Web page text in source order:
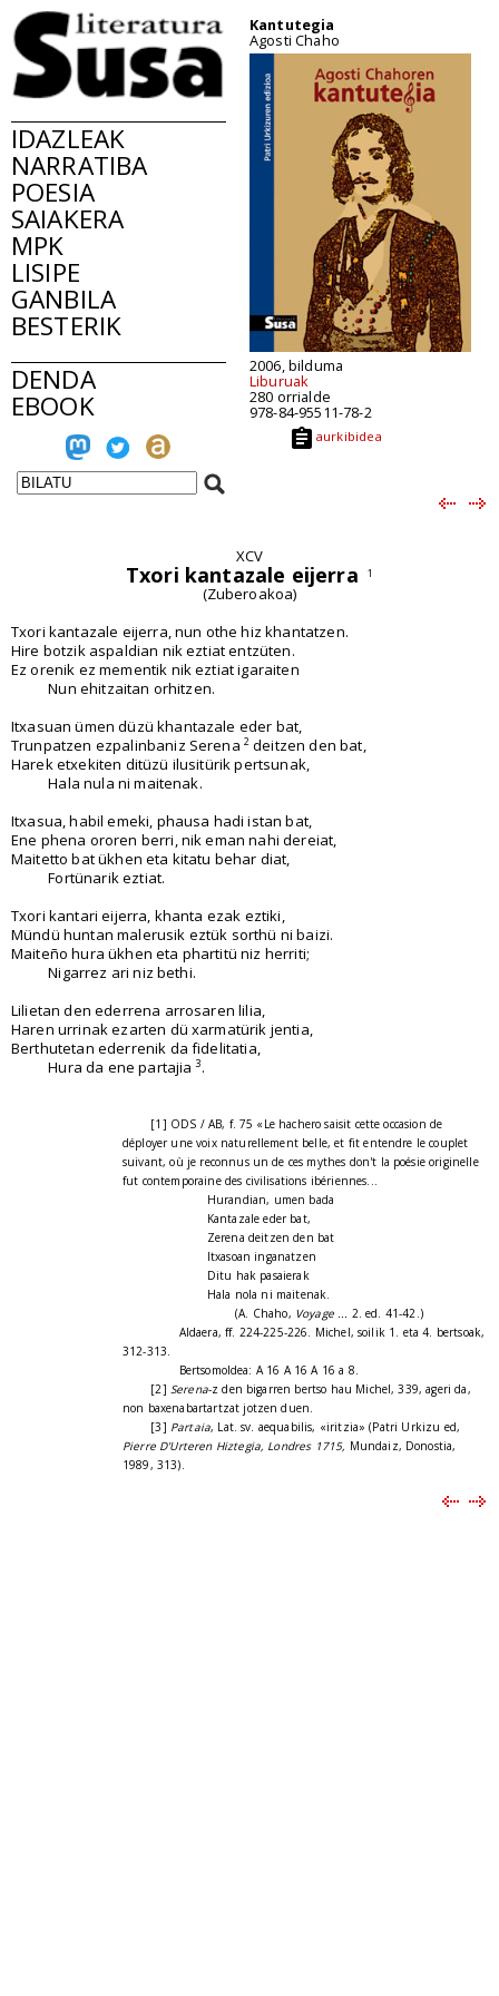
IDAZLEAK
NARRATIBA
POESIA
SAIAKERA
MPK
LISIPE
GANBILA
BESTERIK
DENDA
EBOOK
Kantutegia
Agosti Chaho
2006, bilduma
Liburuak
280 orrialde
978-84-95511-78-2
aurkibidea
XCV
Txori kantazale eijerra 1
(Zuberoakoa)
Txori kantazale eijerra, nun othe hiz khantatzen.
Hire botzik aspaldian nik eztiat entzüten.
Ez orenik ez mementik nik eztiat igaraiten
Nun ehitzaitan orhitzen.
Itxasuan ümen düzü khantazale eder bat,
Trunpatzen ezpalinbaniz Serena 2deitzen den bat,
Harek etxekiten ditüzü ilusitürik pertsunak,
Hala nula ni maitenak.
Itxasua, habil emeki, phausa hadi istan bat,
Ene phena ororen berri, nik eman nahi dereiat,
Maitetto bat ükhen eta kitatu behar diat,
Fortünarik eztiat.
Txori kantari eijerra, khanta ezak eztiki,
Mündü huntan malerusik eztük sorthü ni baizi.
Maiteño hura ükhen eta phartitü niz herriti;
Nigarrez ari niz bethi.
Lilietan den ederrena arrosaren lilia,
Haren urrinak ezarten dü xarmatürik jentia,
Berthutetan ederrenik da fidelitatia,
Hura da ene partajia 3.
[1] ODS / AB, f. 75 «Le hachero saisit cette occasion de
déployer une voix naturellement belle, et fit entendre le couplet
suivant, où je reconnus un de ces mythes don't la poésie originelle
fut contemporaine des civilisations ibériennes...
Hurandian, umen bada
Kantazale eder bat,
Zerena deitzen den bat
Itxasoan inganatzen
Ditu hak pasaierak
Hala nola ni maitenak.
(A. Chaho, Voyage ... 2. ed. 41-42.)
Aldaera, ff. 224-225-226. Michel, soilik 1. eta 4. bertsoak,
312-313.
Bertsomoldea: A 16 A 16 A 16 a 8.
[2] Serena-z den bigarren bertso hau Michel, 339, ageri da,
non baxenabartartzat jotzen duen.
[3] Partaia, Lat. sv. aequabilis, «iritzia» (Patri Urkizu ed,
Pierre D'Urteren Hiztegia, Londres 1715, Mundaiz, Donostia,
1989, 313).